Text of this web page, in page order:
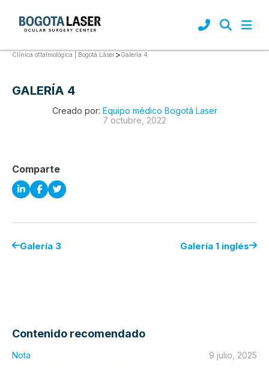
Clínica oftalmológica | Bogotá Láser>Galería 4
GALERÍA 4
Creado por: Equipo médico Bogotá Laser
7 octubre, 2022
Comparte
Galería 3 Galería 1 inglés
Contenido recomendado
Nota 9 julio, 2025